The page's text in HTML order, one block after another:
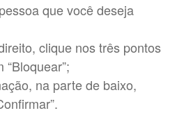
que você deseja
clique nos três pontos
na parte de baixo,